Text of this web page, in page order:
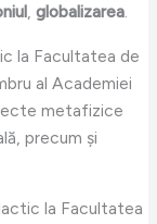
,globalizarea.
la Facultatea de
al Academiei
metafizice
precum și
la Facultatea